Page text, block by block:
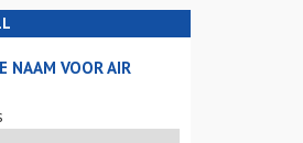
NAAM VOOR AIR